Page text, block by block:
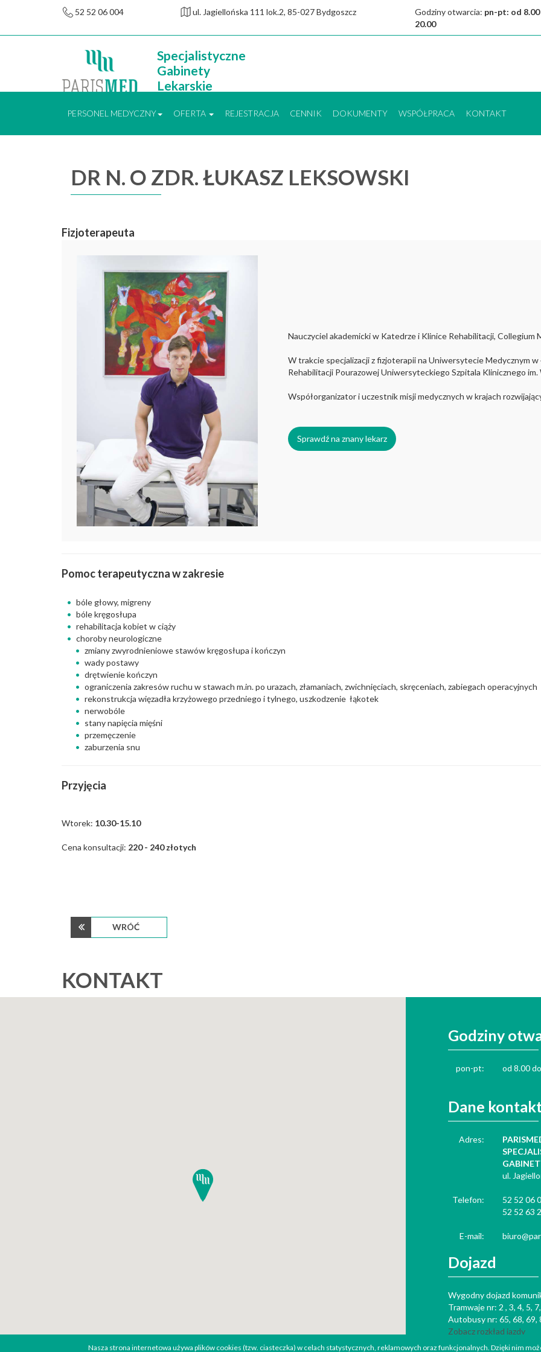
52 52 06 004 ul. Jagiellońska 111 lok.2, 85-027 Bydgoszcz Godziny otwarcia: pn-pt: od
20.00
Specjalistyczne
Gabinety
Lekarskie
PERSONEL MEDYCZNY OFERTA REJESTRACJA CENNIK DOKUMENTY WSPÓŁPRACA KONTAKT
DR N. O ZDR. ŁUKASZ LEKSOWSKI
Fizjoterapeuta
Nauczyciel akademicki w Katedrze i Klinice Rehabilitacji, Collegium
W trakcie specjalizacji z fizjoterapii na Uniwersytecie Medycznym
Rehabilitacji Pourazowej Uniwersyteckiego Szpitala Klinicznego im.
Współorganizator i uczestnik misji medycznych w krajach
Sprawdź na znany lekarz
Pomoc terapeutyczna w zakresie
bóle głowy, migreny
bóle kręgosłupa
rehabilitacja kobiet w ciąży
choroby neurologiczne
zmiany zwyrodnieniowe stawów kręgosłupa i kończyn
wady postawy
drętwienie kończyn
ograniczenia zakresów ruchu w stawach m.in. po urazach, złamaniach, zwichnięciach, skręceniach, zabiegach operacyjnych
rekonstrukcja więzadła krzyżowego przedniego i tylnego, uszkodzenie łąkotek
nerwobóle
stany napięcia mięśni
przemęczenie
zaburzenia snu
Przyjęcia
Wtorek: 10.30-15.10
Cena konsultacji: 220 - 240 złotych
WRÓĆ
KONTAKT
Godziny
pon-pt: od 8.00
Dane
Adres:
Telefon:
E-mail:
ul.
52 52 06
52 52 63
Dojazd
Wygodny dojazd
Tramwaje nr: 2 , 3, 4, 5,
Autobusy nr: 65, 68, 69,
Zobacz rozkład jazdy
Nasza strona internetowa używa plików cookies (tzw. ciasteczka) w celach statystycznych, reklamowych oraz funkcjonalnych. Dzięki nim